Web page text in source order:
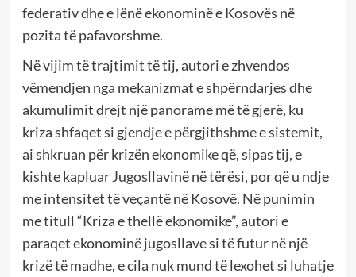
federativ dhe e lënë ekonominë e Kosovës në
pozita të pafavorshme.
Në vijim të trajtimit të tij, autori e zhvendos
vëmendjen nga mekanizmat e shpërndarjes dhe
akumulimit drejt një panorame më të gjerë, ku
kriza shfaqet si gjendje e përgjithshme e sistemit,
ai shkruan për krizën ekonomike që, sipas tij, e
kishte kapluar Jugosllavinë në tërësi, por që u ndje
me intensitet të veçantë në Kosovë. Në punimin
me titull “Kriza e thellë ekonomike”, autori e
paraqet ekonominë jugosllave si të futur në një
krizë të madhe, e cila nuk mund të lexohet si luhatje